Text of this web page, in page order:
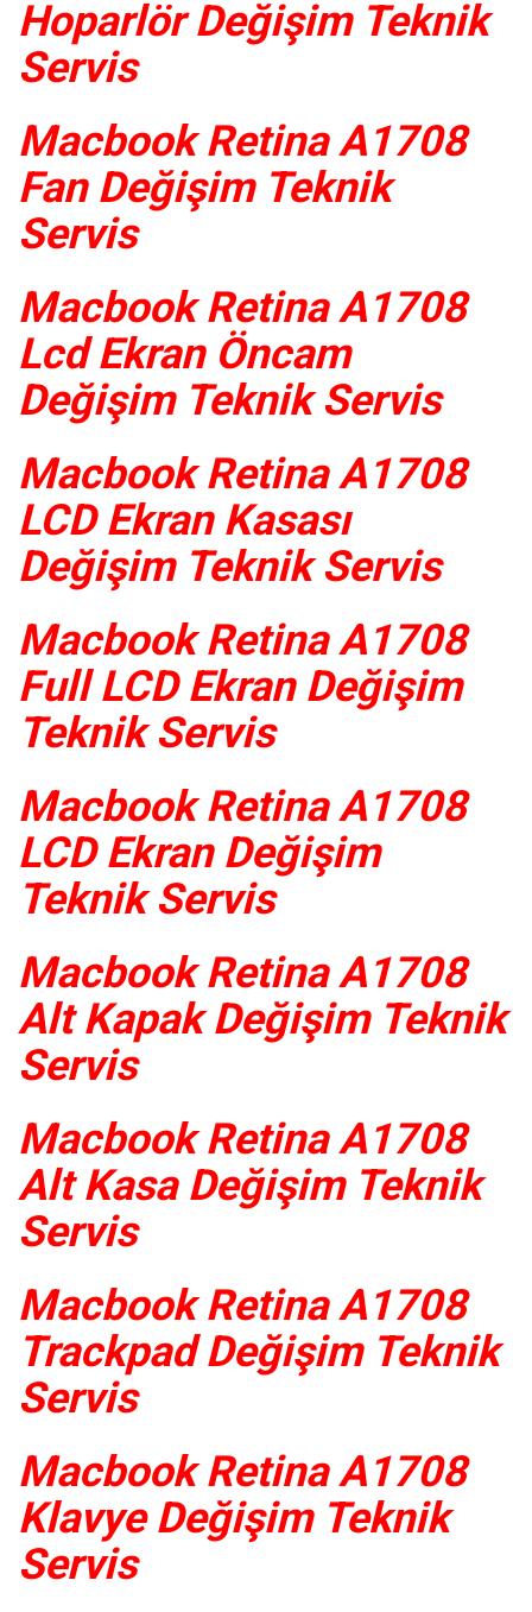
Hoparlör Değişim Teknik
Servis
Macbook Retina A1708
Fan Değişim Teknik
Servis
Macbook Retina A1708
Lcd Ekran Öncam
Değişim Teknik Servis
Macbook Retina A1708
LCD Ekran Kasası
Değişim Teknik Servis
Macbook Retina A1708
Full LCD Ekran Değişim
Teknik Servis
Macbook Retina A1708
LCD Ekran Değişim
Teknik Servis
Macbook Retina A1708
Alt Kapak Değişim Teknik
Servis
Macbook Retina A1708
Alt Kasa Değişim Teknik
Servis
Macbook Retina A1708
Trackpad Değişim Teknik
Servis
Macbook Retina A1708
Klavye Değişim Teknik
Servis